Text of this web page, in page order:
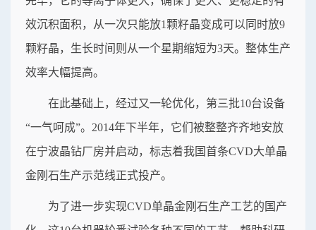
效沉积面积，从一次只能放1颗籽晶变成可以同时放9
颗籽晶，生长时间则从一个星期缩短为3天。整体生产
效率大幅提高。
在此基础上，经过又一轮优化，第三批10台设备
“一气呵成”。2014年下半年，它们被整整齐齐地安放
在宁波晶钻厂房并启动，标志着我国首条CVD大单晶
金刚石生产示范线正式投产。
为了进一步实现CVD单晶金刚石生产工艺的国产